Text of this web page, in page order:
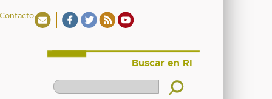
Contacto
Buscar en RI